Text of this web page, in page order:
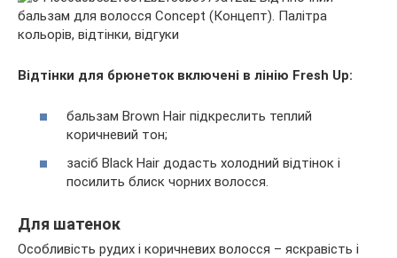
Відтінки для брюнеток включені в лінію Fresh Up:
бальзам Brown Hair підкреслить теплий
коричневий тон;
засіб Black Hair додасть холодний відтінок і
посилить блиск чорних волосся.
Для шатенок
Особливість рудих і коричневих волосся – яскравість і